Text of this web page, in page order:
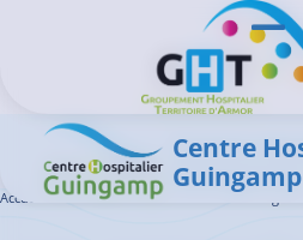
Centre
Guingamp
Accueil GHT> L'offre de soins IVG – Orthogénie
Panneau de gestion des cookies